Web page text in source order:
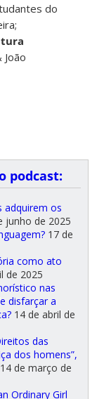
do
João
podcast:
adquirem os
junho de 2025
17 de
como ato
de 2025
nas
disfarçar a
14 de abril de
das
dos homens”,
14 de março de
Ordinary Girl